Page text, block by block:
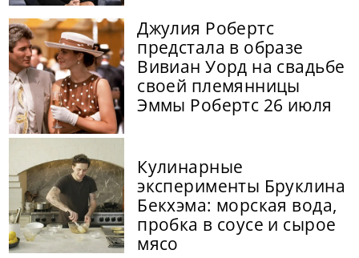
Джулия Робертс
предстала в образе
Вивиан Уорд на свадьбе
своей племянницы
Эммы Робертс 26 июля
Кулинарные
эксперименты Бруклина
Бекхэма: морская вода,
пробка в соусе и сырое
мясо